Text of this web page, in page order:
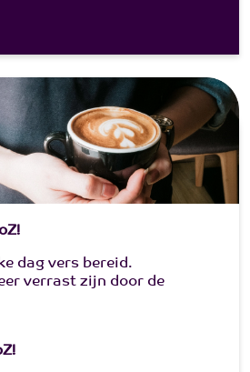
dag vers bereid.
verrast zijn door de